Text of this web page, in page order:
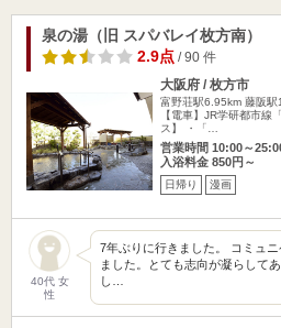
泉の湯（旧 スパバレイ枚方南）
2.9点/ 90 件
大阪府 / 枚方市
富野荘駅6.95km 藤阪駅
【電車】JR学研都市線
ス】 ・「…
営業時間 10:00～
入浴料金 850円～
日帰り 漫画
40代 女
性
7年ぶりに行きました。 コミュ
ました。とても志向が凝らして
し…